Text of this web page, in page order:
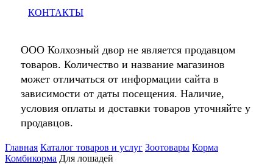
КОНТАКТЫ
ООО Колхозный двор не является продавцом
товаров. Количество и название магазинов
может отличаться от информации сайта в
зависимости от даты посещения. Наличие,
условия оплаты и доставки товаров уточняйте у
продавцов.
Главная Каталог товаров и услуг Зоотовары Корма
Комбикорма Для лошадей